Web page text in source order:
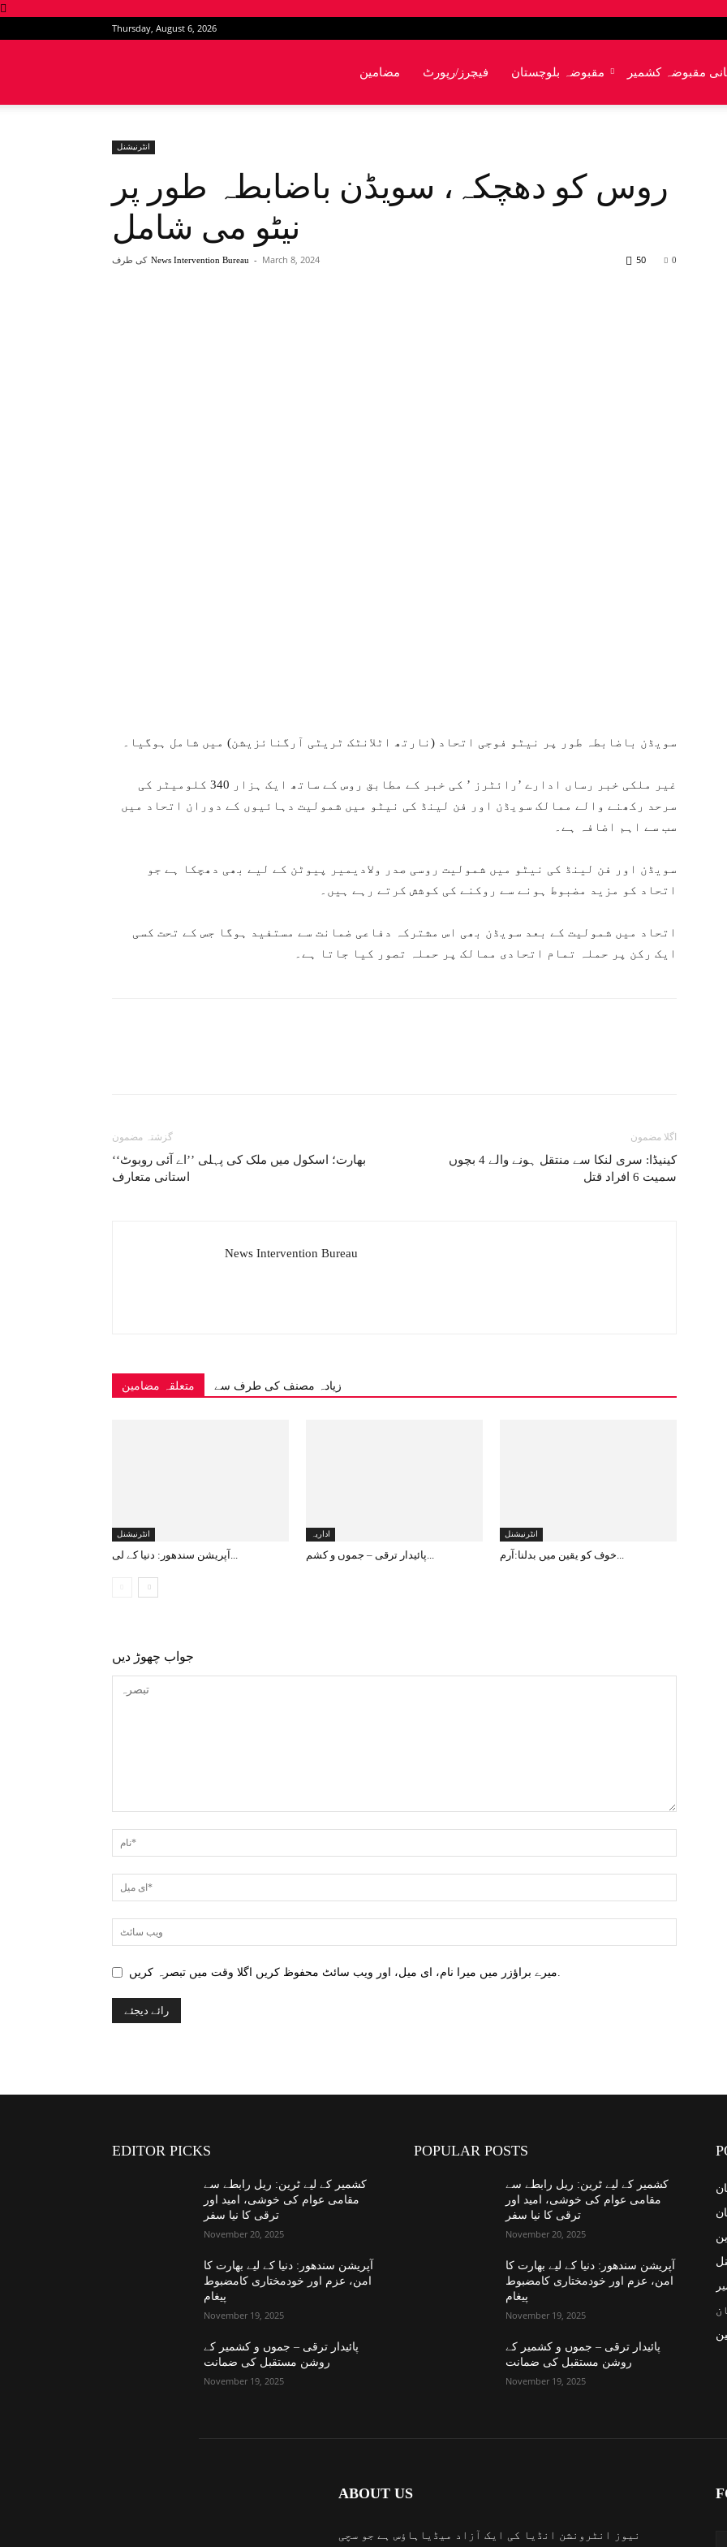
Thursday, August 6, 2026
مضامین فیچرز/رپورٹ مقبوضہ بلوچستان مقبوضہ کشمیر
انٹرنیشنل
روس کو دھچکہ، سویڈن باضابطہ طور پر
نیٹو می شامل
کی طرف News Intervention Bureau - March 8, 2024 0
50
سویڈن باضابطہ طور پر نیٹو فوجی اتحاد (نارتھ اٹلانٹک ٹریٹی آرگنائزیشن) میں شامل ہوگیا۔
غیر ملکی خبر رساں ادارے ’رائٹرز ’ کی خبر کے مطابق روس کے ساتھ ایک ہزار 340 کلومیٹر کی
سرحد رکھنے والے ممالک سویڈن اور فن لینڈ کی نیٹو میں شمولیت دہائیوں کے دوران اتحاد میں
سب سے اہم اضافہ ہے۔
سویڈن اور فن لینڈ کی نیٹو میں شمولیت روسی صدر ولادیمیر پیوٹن کے لیے بھی دھچکا ہے جو
اتحاد کو مزید مضبوط ہونے سے روکنے کی کوشش کرتے رہے ہیں۔
اتحاد میں شمولیت کے بعد سویڈن بھی اس مشترکہ دفاعی ضمانت سے مستفید ہوگا جس کے تحت کسی
ایک رکن پر حملہ تمام اتحادی ممالک پر حملہ تصور کیا جاتا ہے۔
گزشتہ مضمون
بھارت؛ اسکول میں ملک کی پہلی ’’اے آئی روبوٹ‘‘
استانی متعارف
اگلا مضمون
کینیڈا: سری لنکا سے منتقل ہونے والے 4 بچوں
سمیت 6 افراد قتل
News Intervention Bureau
متعلقہ مضامین زیادہ مصنف کی طرف سے
انٹرنیشنل
آپریشن سندھور: دنیا کے لی...
اداریہ
پائیدار ترقی – جموں و کشم...
انٹرنیشنل
خوف کو یقین میں بدلنا:آرم...
جواب چھوڑ دیں
میرے براؤزر میں میرا نام، ای میل، اور ویب سائٹ محفوظ کریں اگلا وقت میں تبصرہ کریں.
EDITOR PICKS
کشمیر کے لیے ٹرین: ریل رابطے سے
مقامی عوام کی خوشی، امید اور
ترقی کا نیا سفر
November 20, 2025
آپریشن سندھور: دنیا کے لیے بھارت کا
امن، عزم اور خودمختاری کامضبوط
پیغام
November 19, 2025
پائیدار ترقی – جموں و کشمیر کے
روشن مستقبل کی ضمانت
November 19, 2025
POPULAR POSTS
کشمیر کے لیے ٹرین: ریل رابطے سے
مقامی عوام کی خوشی، امید اور
ترقی کا نیا سفر
November 20, 2025
آپریشن سندھور: دنیا کے لیے بھارت کا
امن، عزم اور خودمختاری کامضبوط
پیغام
November 19, 2025
پائیدار ترقی – جموں و کشمیر کے
روشن مستقبل کی ضمانت
November 19, 2025
ABOUT US
نیوز انٹرونشن انڈیا کی ایک آزاد میڈیاہاؤس ہے جو سچی